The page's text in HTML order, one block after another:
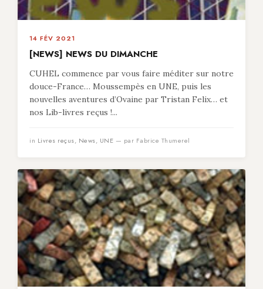
14 FÉV 2021
[NEWS] NEWS DU DIMANCHE
CUHEL commence par vous faire méditer sur notre
douce-France… Moussempès en UNE, puis les
nouvelles aventures d’Ovaine par Tristan Felix… et
nos Lib-livres reçus !...
in Livres reçus, News, UNE — par Fabrice Thumerel